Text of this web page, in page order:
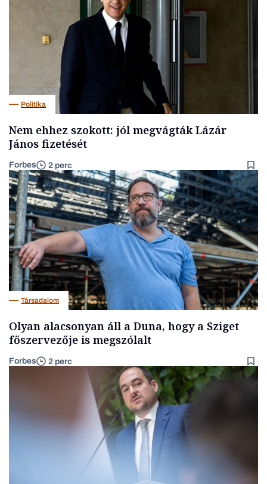
Politika
Nem ehhez szokott: jól megvágták Lázár
János fizetését
Forbes 2 perc
Társadalom
Olyan alacsonyan áll a Duna, hogy a Sziget
főszervezője is megszólalt
Forbes 2 perc